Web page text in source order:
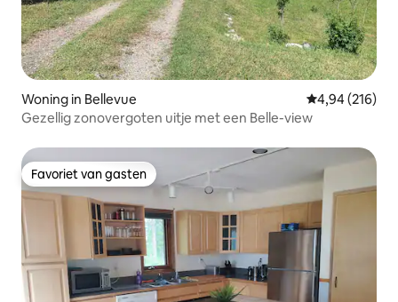
Woning in Bellevue Gemiddelde
4,94 (216)
Gezellig zonovergoten uitje met een Belle-view
Favoriet van gasten
Favoriet van gasten